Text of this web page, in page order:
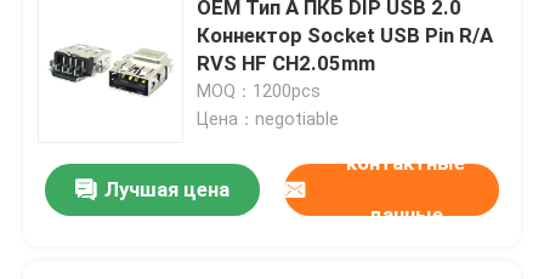
Зарядное устройство для электромобилей
OEM Тип A ПКБ DIP USB 2.0
Коннектор Socket USB Pin R/A
RVS HF CH2.05mm
MOQ：1200pcs
Цена：negotiable
Лучшая цена
контактные
данные